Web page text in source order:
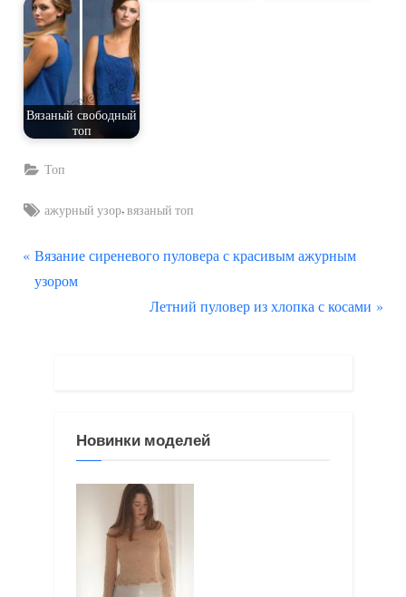
Вязаный свободный
топ
Топ
Tags:
ажурный узор,вязаный топ
Навигация
по
П
р
Вязание сиреневого пуловера с красивым ажурным
узором
С
а
я
з
п
Летний пуловер из хлопка с косами
Новинки моделей